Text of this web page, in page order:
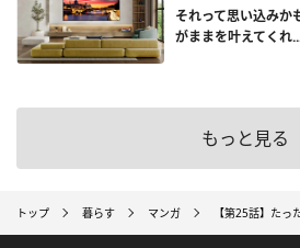
それって思い込み
がままを叶えてくれ
もっと見る
トップ 暮らす マンガ 【第25話】たっ